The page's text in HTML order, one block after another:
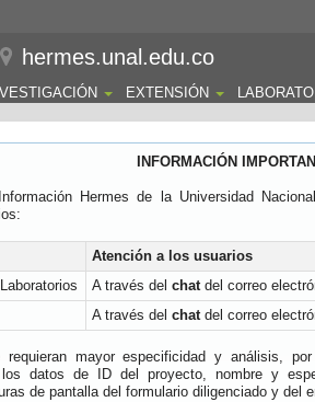
hermes.unal.edu.co
EXTENSIÓN
INFORMACIÓN
Hermes de la Universidad
Atención a los usuarios
A través del chatdel correo
A través del chatdel correo
requieran mayor especificidad y análisis,
datos de ID del proyecto, nombre y
de pantalla del formulario diligenciado y del